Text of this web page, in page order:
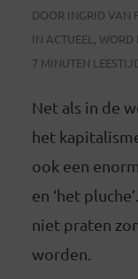
DOOR INGRID VAN
IN ACTUEEL , WORD
7 MINUTEN
Net als in de
het
ook een
en ‘het
niet praten
worden.